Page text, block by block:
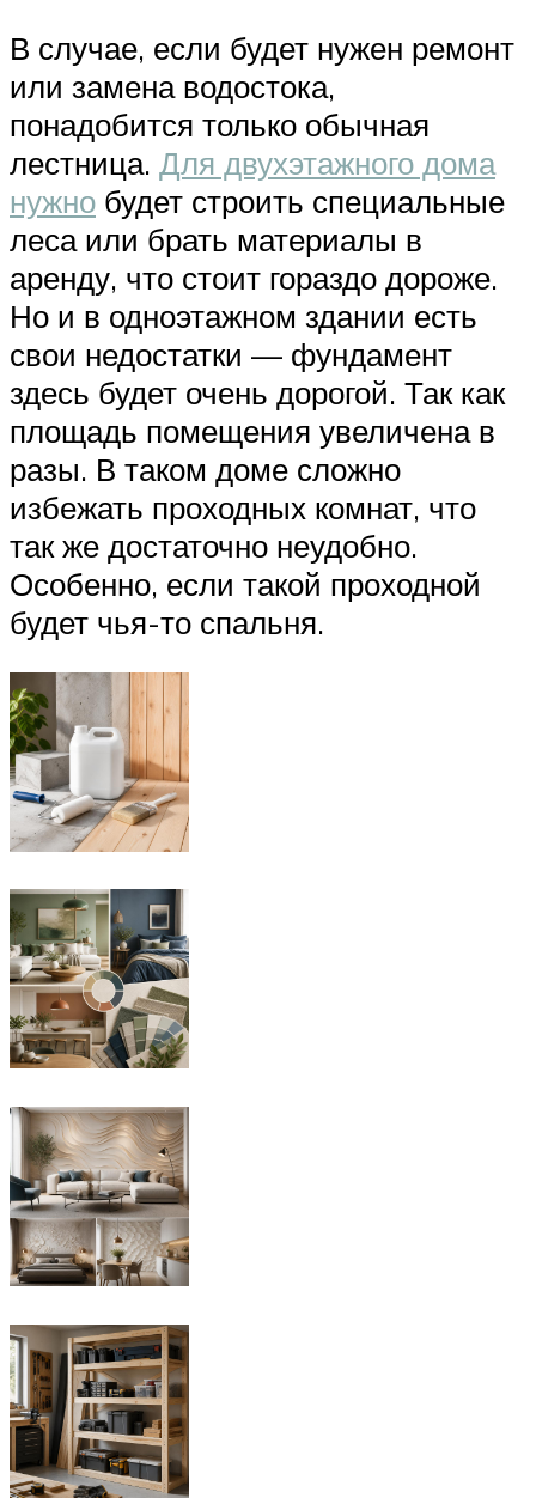
В случае, если будет нужен ремонт
или замена водостока,
понадобится только обычная
лестница. Для двухэтажного дома
нужно будет строить специальные
леса или брать материалы в
аренду, что стоит гораздо дороже.
Но и в одноэтажном здании есть
свои недостатки — фундамент
здесь будет очень дорогой. Так как
площадь помещения увеличена в
разы. В таком доме сложно
избежать проходных комнат, что
так же достаточно неудобно.
Особенно, если такой проходной
будет чья-то спальня.